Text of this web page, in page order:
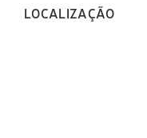
LOCALIZAÇÃO